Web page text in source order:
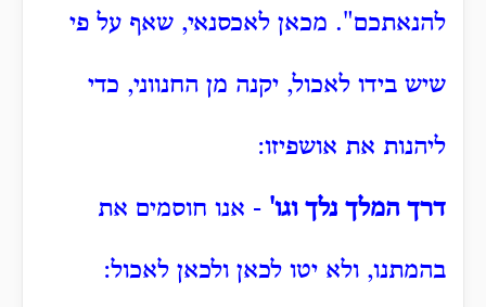
להנאתכם". מכאן לאכסנאי, שאף על פי
שיש בידו לאכול, יקנה מן החנווני, כדי
ליהנות את אושפיזו:
דרך המלך נלך וגו' - אנו חוסמים את
בהמתנו, ולא יטו לכאן ולכאן לאכול: